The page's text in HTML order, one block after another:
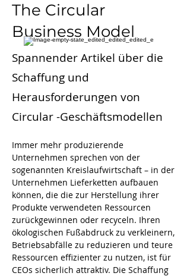
The Circular
Business Model
Spannender Artikel über die
Schaffung und
Herausforderungen von
Circular -Geschäftsmodellen
Immer mehr produzierende
Unternehmen sprechen von der
sogenannten Kreislaufwirtschaft – in der
Unternehmen Lieferketten aufbauen
können, die die zur Herstellung ihrer
Produkte verwendeten Ressourcen
zurückgewinnen oder recyceln. Ihren
ökologischen Fußabdruck zu verkleinern,
Betriebsabfälle zu reduzieren und teure
Ressourcen effizienter zu nutzen, ist für
CEOs sicherlich attraktiv. Die Schaffung